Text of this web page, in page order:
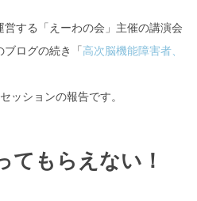
する「えーわの会」主催の講演会
ブログの続き「高次脳機能障害者、
ッションの報告です。
てもらえない！